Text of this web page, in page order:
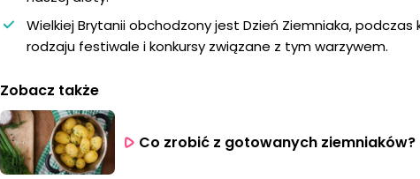
Wielkiej Brytanii obchodzony jest Dzień Ziemniaka,
rodzaju festiwale i konkursy związane z tym warzywem.
Zobacz także
Co zrobić z gotowanych ziemniaków?